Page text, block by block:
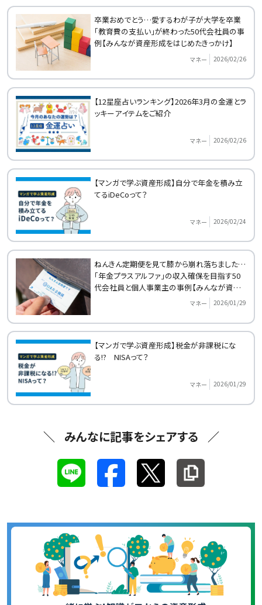
卒業おめでとう…愛するわが子が大学を卒業
「教育費の支払い」が終わった50代会社員の事
例【みんなが資産形成をはじめたきっかけ】
マネー 2026/02/26
【12星座占いランキング】2026年3月の金運とラ
ッキーアイテムをご紹介
マネー 2026/02/26
【マンガで学ぶ資産形成】自分で年金を積み立
てるiDeCoって？
マネー 2026/02/24
ねんきん定期便を見て膝から崩れ落ちました…
「年金プラスアルファ」の収入確保を目指す50
代会社員と個人事業主の事例【みんなが資産
マネー 2026/01/29
【マンガで学ぶ資産形成】税金が非課税にな
る!? NISAって？
マネー 2026/01/29
みんなに記事をシェアする